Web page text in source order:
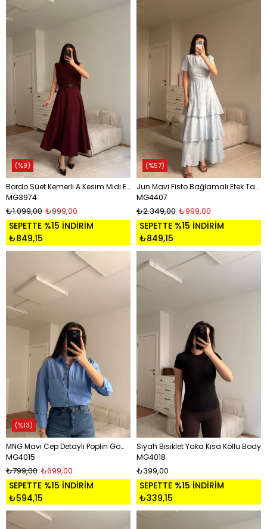
Bordo Süet Kemerli A Kesim Midi Etek
MG3974
₺999,00
₺1.099,00
SEPETTE %15 İNDİRİM
₺849,15
%9
Jun Mavi Fisto Bağlamalı Etek Takım
MG4407
₺999,00
₺2.349,00
SEPETTE %15 İNDİRİM
₺849,15
%57
MNG Mavi Cep Detaylı Poplin Gömlek
MG4015
₺699,00
₺799,00
SEPETTE %15 İNDİRİM
₺594,15
%13
Siyah Bisiklet Yaka Kısa Kollu Body
MG4018
₺399,00
SEPETTE %15 İNDİRİM
₺339,15